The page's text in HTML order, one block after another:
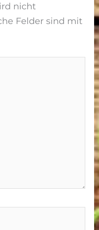
nicht
Felder sind mit